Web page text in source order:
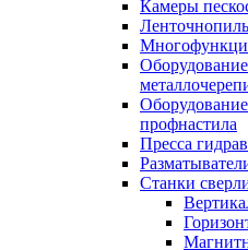
Камеры
профнастила
Пресса
Станки